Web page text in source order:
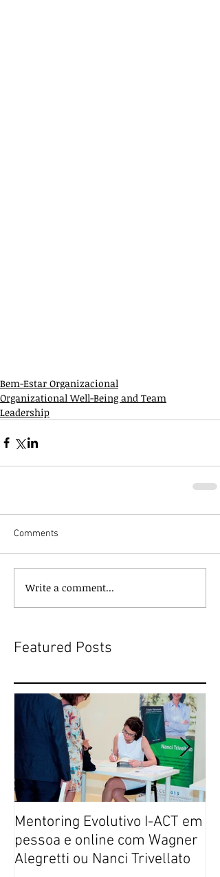
Bem-Estar Organizacional
Organizational Well-Being and Team
Leadership
Comments
Write a comment...
Featured Posts
Mentoring Evolutivo I-ACT em
pessoa e online com Wagner
Alegretti ou Nanci Trivellato